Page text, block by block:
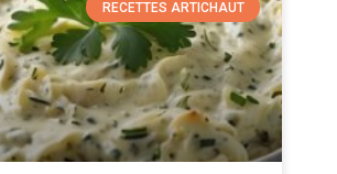
RECETTES ARTICHAUT